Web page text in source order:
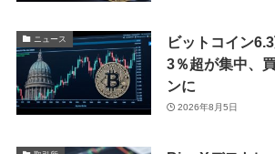
ニュース
ビットコイン
3％超が集中、
ンに
2026年8月5日